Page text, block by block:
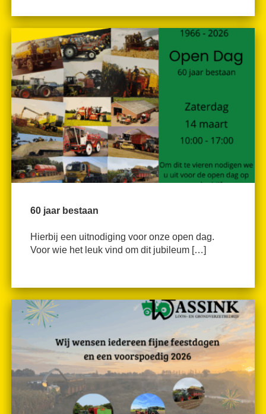
60 jaar bestaan
Hierbij een uitnodiging voor onze open dag.
Voor wie het leuk vind om dit jubileum […]